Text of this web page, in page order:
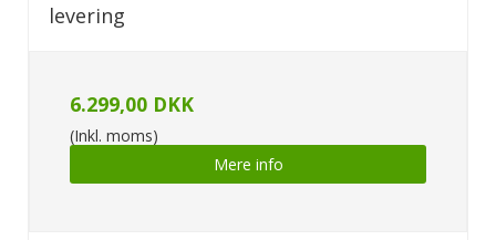
levering
6.299,00 DKK
(Inkl. moms)
Mere info